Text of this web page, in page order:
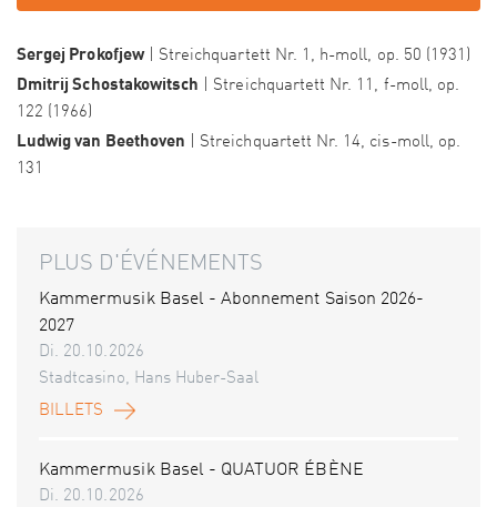
Sergej Prokofjew| Streichquartett Nr. 1, h-moll, op. 50 (1931)
Dmitrij Schostakowitsch | Streichquartett Nr. 11, f-moll, op.
122 (1966)
Ludwig van Beethoven | Streichquartett Nr. 14, cis-moll, op.
131
PLUS D'ÉVÉNEMENTS
Kammermusik Basel - Abonnement Saison 2026-
2027
Di. 20.10.2026
Stadtcasino, Hans Huber-Saal
BILLETS
Kammermusik Basel - QUATUOR ÉBÈNE
Di. 20.10.2026